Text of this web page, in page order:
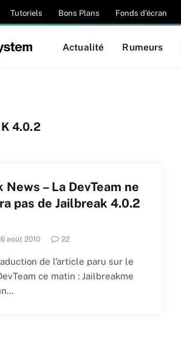
Tutoriels Bons Plans Fonds d’écran
Actualité Rumeurs
4.0.2
News – La DevTeam ne
pas de Jailbreak 4.0.2
août 2010 22
de l’article paru sur le
ce matin : Jailbreakme